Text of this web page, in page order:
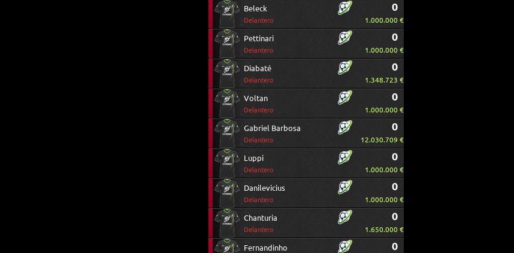
Beleck
Delantero
0
1.000.000 €
Pettinari
Delantero
0
1.000.000 €
Diabaté
Delantero
0
1.348.723 €
Voltan
Delantero
0
1.000.000 €
Gabriel Barbosa
Delantero
0
12.030.709 €
Luppi
Delantero
0
1.000.000 €
Danilevicius
Delantero
0
1.000.000 €
Chanturia
Delantero
0
1.650.000 €
Fernandinho 0